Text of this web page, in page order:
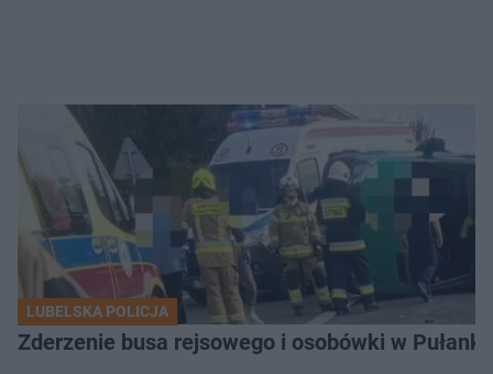
LUBELSKA POLICJA
Zderzenie busa rejsowego i osobówki w